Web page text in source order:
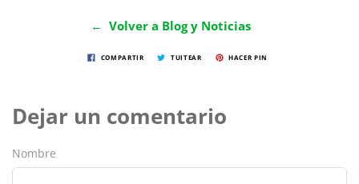
← Volver a Blog y Noticias
COMPARTIR TUITEAR HACER PIN
Dejar un comentario
Nombre